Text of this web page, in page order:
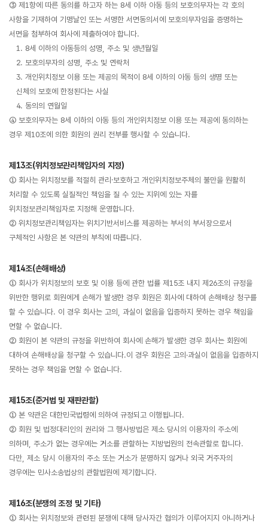
③ 제1항에 따른 동의를 하고자 하는 8세 이하 아동 등의 보호의무자는 각 호의
사항을 기재하여 기명날인 또는 서명한 서면동의서에 보호의무자임을 증명하는
서면을 첨부하여 회사에 제출하여야 합니다.
1. 8세 이하의 아동등의 성명, 주소 및 생년월일
2. 보호의무자의 성명, 주소 및 연락처
3. 개인위치정보 이용 또는 제공의 목적이 8세 이하의 아동 등의 생명 또는
신체의 보호에 한정된다는 사실
4. 동의의 연월일
④ 보호의무자는 8세 이하의 아동 등의 개인위치정보 이용 또는 제공에 동의하는
경우 제10조에 의한 회원의 권리 전부를 행사할 수 있습니다.
제13조(위치정보관리책임자의 지정)
① 회사는 위치정보를 적절히 관리․보호하고 개인위치정보주체의 불만을 원활히
처리할 수 있도록 실질적인 책임을 질 수 있는 지위에 있는 자를
위치정보관리책임자로 지정해 운영합니다.
② 위치정보관리책임자는 위치기반서비스를 제공하는 부서의 부서장으로서
구체적인 사항은 본 약관의 부칙에 따릅니다.
제14조(손해배상)
① 회사가 위치정보의 보호 및 이용 등에 관한 법률 제15조 내지 제26조의 규정을
위반한 행위로 회원에게 손해가 발생한 경우 회원은 회사에 대하여 손해배상 청구를
할 수 있습니다. 이 경우 회사는 고의, 과실이 없음을 입증하지 못하는 경우 책임을
면할 수 없습니다.
② 회원이 본 약관의 규정을 위반하여 회사에 손해가 발생한 경우 회사는 회원에
대하여 손해배상을 청구할 수 있습니다.이 경우 회원은 고의·과실이 없음을 입증하지
못하는 경우 책임을 면할 수 없습니다.
제15조(준거법 및 재판관할)
① 본 약관은 대한민국법령에 의하여 규정되고 이행됩니다.
② 회원 및 법정대리인의 권리와 그 행사방법은 제소 당시의 이용자의 주소에
의하며, 주소가 없는 경우에는 거소를 관할하는 지방법원의 전속관할로 합니다.
다만, 제소 당시 이용자의 주소 또는 거소가 분명하지 않거나 외국 거주자의
경우에는 민사소송법상의 관할법원에 제기합니다.
제16조(분쟁의 조정 및 기타)
① 회사는 위치정보와 관련된 분쟁에 대해 당사자간 협의가 이루어지지 아니하거나